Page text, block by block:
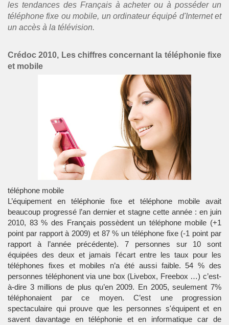
les tendances des Français à acheter ou à posséder un
téléphone fixe ou mobile, un ordinateur équipé d'Internet et
un accès à la télévision.
Crédoc 2010, Les chiffres concernant la téléphonie fixe
et mobile
téléphone mobile
L’équipement entéléphonie fixe et téléphone mobileavait
beaucoup progressé l’an dernier et stagne cette année : en juin
2010, 83 % des Français possèdent un téléphone mobile (+1
point par rapport à 2009) et 87 % un téléphone fixe (-1 point par
rapport à l’année précédente). 7 personnes sur 10 sont
équipées des deux et jamais l'écart entre les taux pour les
téléphones fixes et mobiles n’a été aussi faible. 54 % des
personnes téléphonent via une box (Livebox, Freebox …) c’est-
à-dire 3 millions de plus qu’en 2009. En 2005, seulement 7%
téléphonaient par ce moyen. C’est une progression
spectaculaire qui prouve que les personnes s'équipent et en
savent davantage en téléphonie et en informatique car de